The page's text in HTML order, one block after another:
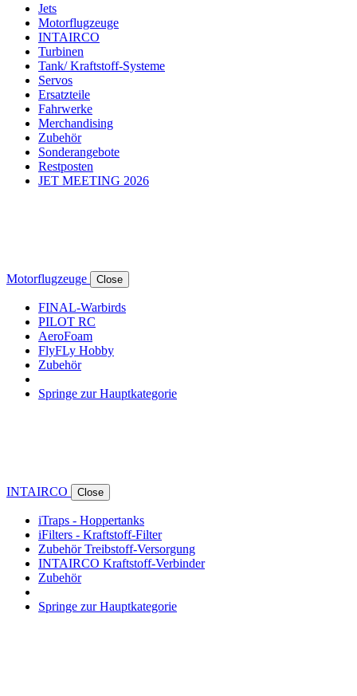
Jets
Motorflugzeuge
INTAIRCO
Turbinen
Tank/ Kraftstoff-Systeme
Servos
Ersatzteile
Fahrwerke
Merchandising
Zubehör
Sonderangebote
Restposten
JET MEETING 2026
Motorflugzeuge Close
FINAL-Warbirds
PILOT RC
AeroFoam
FlyFLy Hobby
Zubehör
Springe zur Hauptkategorie
INTAIRCO Close
iTraps - Hoppertanks
iFilters - Kraftstoff-Filter
Zubehör Treibstoff-Versorgung
INTAIRCO Kraftstoff-Verbinder
Zubehör
Springe zur Hauptkategorie